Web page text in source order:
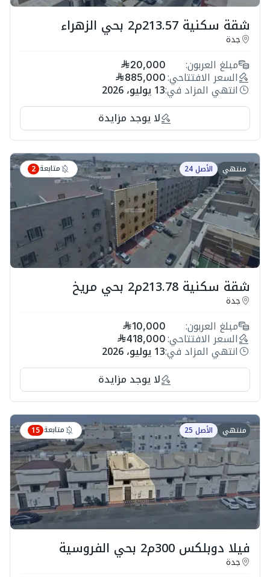
شقة سكنية 213.57م2 بحي الزهراء
جدة
مبلغ العربون: 20,000
السعر الافتتاحي: 885,000
انتهي المزاد في:13 يوليو، 2026
لا يوجد مزايدة
منتهي الأصل 24 متابعة 2
شقة سكنية 213.78م2 بحي مريخ
جدة
مبلغ العربون: 10,000
السعر الافتتاحي: 418,000
انتهي المزاد في:13 يوليو، 2026
لا يوجد مزايدة
منتهي الأصل 25 متابعة 15
فيلا دوبلكس 300م2 بحي الفروسية
جدة